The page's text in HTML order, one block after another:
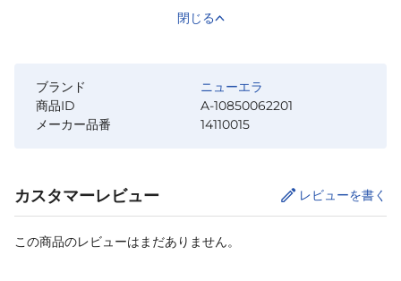
閉じる
ブランド
ニューエラ
商品ID
A-10850062201
メーカー品番
14110015
カスタマーレビュー レビューを書く
この商品のレビューはまだありません。